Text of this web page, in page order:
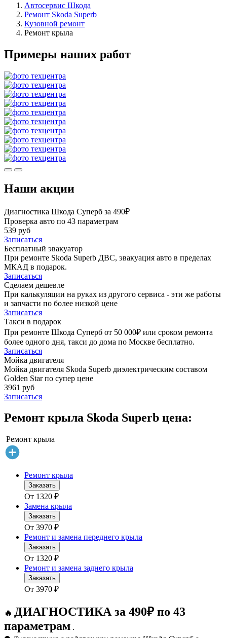
Автосервис Шкода
Ремонт Skoda Superb
Кузовной ремонт
Ремонт крыла
Примеры наших работ
Наши акции
Диагностика Шкода Суперб за 490₽
Проверка авто по 43 параметрам
539 руб
Записаться
Бесплатный эвакуатор
При ремонте Skoda Superb ДВС, эвакуация авто в пределах
МКАД в подарок.
Записаться
Сделаем дешевле
При калькуляции на руках из другого сервиса - эти же работы
и запчасти по более низкой цене
Записаться
Такси в подарок
При ремонте Шкода Суперб от 50 000₽ или сроком ремонта
более одного дня, такси до дома по Москве бесплатно.
Записаться
Мойка двигателя
Мойка двигателя Skoda Superb диэлектрическим составом
Golden Star по супер цене
3961 руб
Записаться
Ремонт крыла Skoda Superb цена:
Ремонт крыла
Ремонт крыла
Заказать
От 1320 ₽
Замена крыла
Заказать
От 3970 ₽
Ремонт и замена переднего крыла
Заказать
От 1320 ₽
Ремонт и замена заднего крыла
Заказать
От 3970 ₽
🔥 ДИАГНОСТИКА за 490₽ по 43
параметрам .